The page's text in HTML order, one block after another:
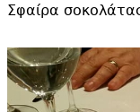
Σφαίρα